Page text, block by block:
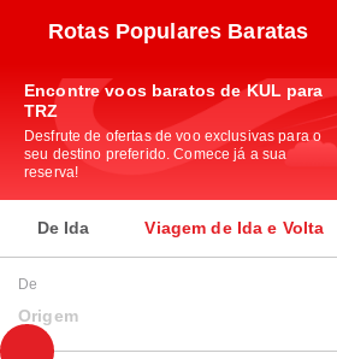
Rotas Populares Baratas
Encontre voos baratos de KUL para
TRZ
Desfrute de ofertas de voo exclusivas para o
seu destino preferido. Comece já a sua
reserva!
De Ida Viagem de Ida e Volta
De
Origem